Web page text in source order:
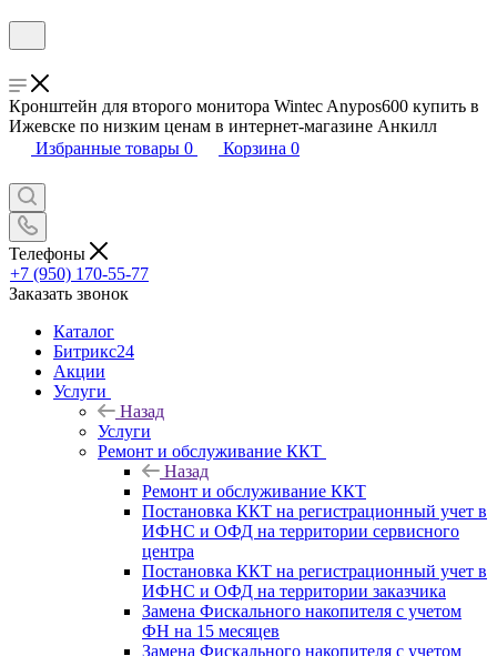
Кронштейн для второго монитора Wintec Anypos600 купить в
Ижевске по низким ценам в интернет-магазине Анкилл
Избранные товары 0 Корзина 0
Телефоны
+7 (950) 170-55-77
Заказать звонок
Каталог
Битрикс24
Акции
Услуги
Назад
Услуги
Ремонт и обслуживание ККТ
Назад
Ремонт и обслуживание ККТ
Постановка ККТ на регистрационный учет в
ИФНС и ОФД на территории сервисного
центра
Постановка ККТ на регистрационный учет в
ИФНС и ОФД на территории заказчика
Замена Фискального накопителя с учетом
ФН на 15 месяцев
Замена Фискального накопителя с учетом